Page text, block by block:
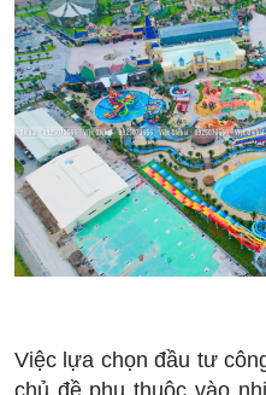
Việc lựa chọn đầu tư
chủ đề phụ thuộc vào